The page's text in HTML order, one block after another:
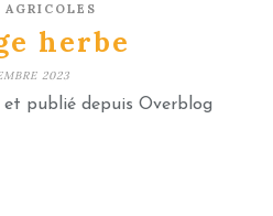
AGRICOLES
herbe
2023
et publié depuis Overblog